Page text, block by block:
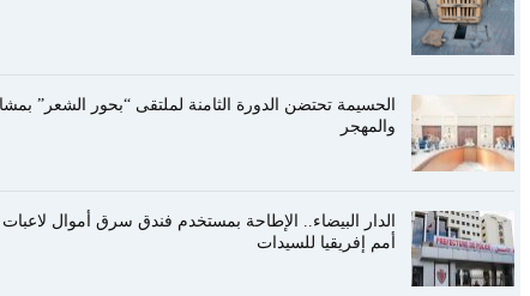
الحسيمة تحتضن الدورة الثامنة لملتقى “بحور الشعر”
والمهجر
الدار البيضاء.. الإطاحة بمستخدم فندق سرق أموال
أمم إفريقيا للسيدات